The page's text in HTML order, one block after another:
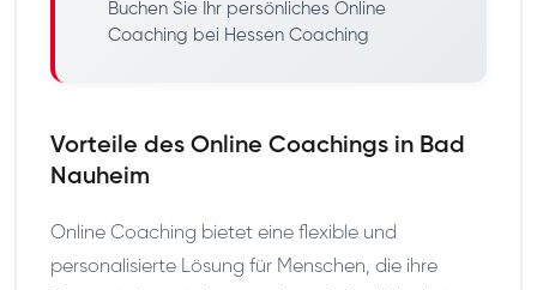
Buchen Sie Ihr persönliches Online
Coaching bei Hessen Coaching
Vorteile des Online Coachings in Bad
Nauheim
Online Coaching bietet eine flexible und
personalisierte Lösung für Menschen, die ihre